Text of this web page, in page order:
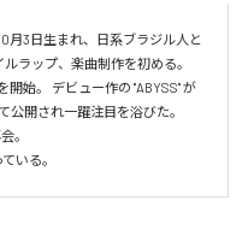
月3日生まれ、日系ブラジル人と
ラップ、楽曲制作を初める。
開始。 デビュー作の "ABYSS" が
公開され一躍注目を浴びた。
。
いる。